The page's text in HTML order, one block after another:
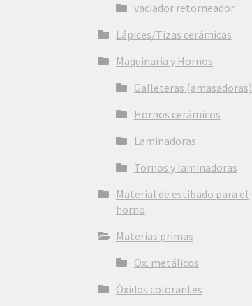
vaciador retorneador
Lápices/Tizas cerámicas
Maquinaria y Hornos
Galleteras (amasadoras)
Hornos cerámicos
Laminadoras
Tornos y laminadoras
Material de estibado para el
horno
Materias primas
Ox. metálicos
Óxidos colorantes